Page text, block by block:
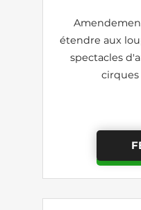
étendre aux
spectacles